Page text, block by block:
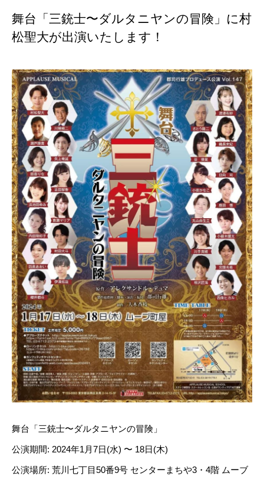
舞台「三銃士〜ダルタニヤンの冒険」に村
松聖大が出演いたします！
舞台「三銃士〜ダルタニヤンの冒険」
公演期間: 2024年1月7日(水) 〜 18日(木)
公演場所: 荒川七丁目50番9号 センターまちや3・4階 ムーブ